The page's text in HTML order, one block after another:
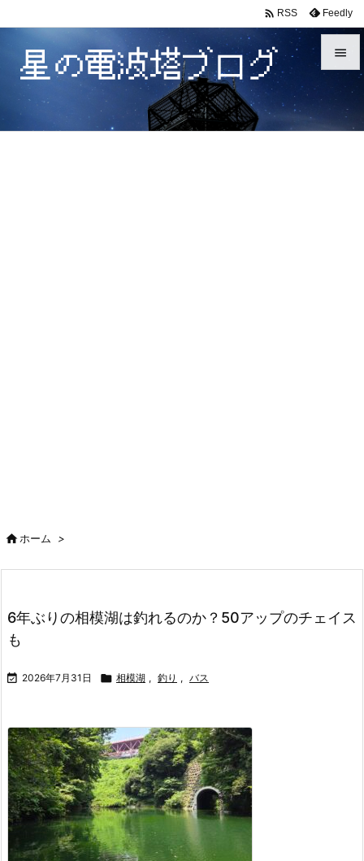


 RSS Feedly
ホーム >
6年ぶりの相模湖は釣れるのか？50アップのチェイス
も
 2026年7月31日  相模湖 , 釣り , バス